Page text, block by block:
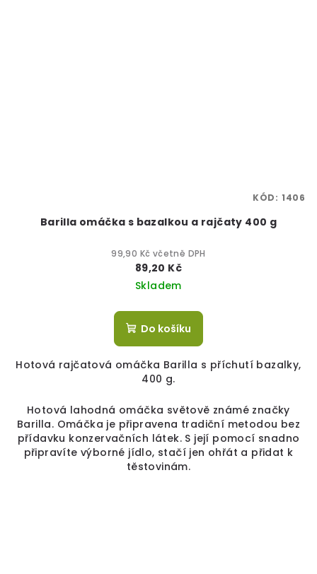
Barilla omáčka s bazalkou a rajčaty 400 g
99,90 Kč včetně DPH
89,20 Kč
Skladem
Do košíku
Hotová rajčatová omáčka Barilla s příchutí bazalky,
400 g.
Hotová lahodná omáčka světově známé značky
Barilla. Omáčka je připravena tradiční metodou bez
přídavku konzervačních látek. S její pomocí snadno
připravíte výborné jídlo, stačí jen ohřát a přidat k
těstovinám.
KÓD: 1406